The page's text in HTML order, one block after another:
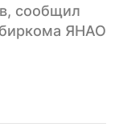
сообщил
ЯНАО